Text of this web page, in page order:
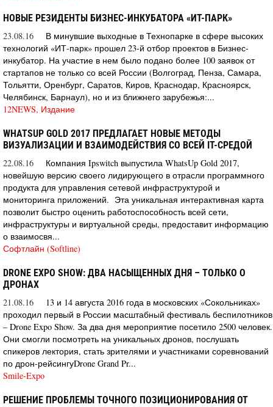
НОВЫЕ РЕЗИДЕНТЫ БИЗНЕС-ИНКУБАТОРА «ИТ-ПАРК»
23.08.16
В минувшие выходные в Технопарке в сфере высоких
технологий «ИТ-парк» прошел 23-й отбор проектов в Бизнес-
инкубатор. На участие в нем было подано более 100 заявок от
стартапов не только со всей России (Волгоград, Пенза, Самара,
Тольятти, Оренбург, Саратов, Киров, Краснодар, Красноярск,
Челябинск, Барнаул), но и из ближнего зарубежья:...
12NEWS, Издание
WHATSUP GOLD 2017 ПРЕДЛАГАЕТ НОВЫЕ МЕТОДЫ
ВИЗУАЛИЗАЦИИ И ВЗАИМОДЕЙСТВИЯ СО ВСЕЙ IT-СРЕДОЙ
22.08.16
Компания Ipswitch выпустила WhatsUp Gold 2017,
новейшую версию своего лидирующего в отрасли программного
продукта для управления сетевой инфраструктурой и
мониторинга приложений. Эта уникальная интерактивная карта
позволит быстро оценить работоспособность всей сети,
инфраструктуры и виртуальной среды, предоставит информацию
о взаимосвя...
Софтлайн (Softline)
DRONE EXPO SHOW: ДВА НАСЫЩЕННЫХ ДНЯ – ТОЛЬКО О
ДРОНАХ
21.08.16
13 и 14 августа 2016 года в московских «Сокольниках»
проходил первый в России масштабный фестиваль беспилотников
– Drone Expo Show. За два дня мероприятие посетило 2500 человек.
Они смогли посмотреть на уникальных дронов, послушать
спикеров лектория, стать зрителями и участниками соревнований
по дрон-рейсингуDrone Grand Pr...
Smile-Expo
РЕШЕНИЕ ПРОБЛЕМЫ ТОЧНОГО ПОЗИЦИОНИРОВАНИЯ ОТ